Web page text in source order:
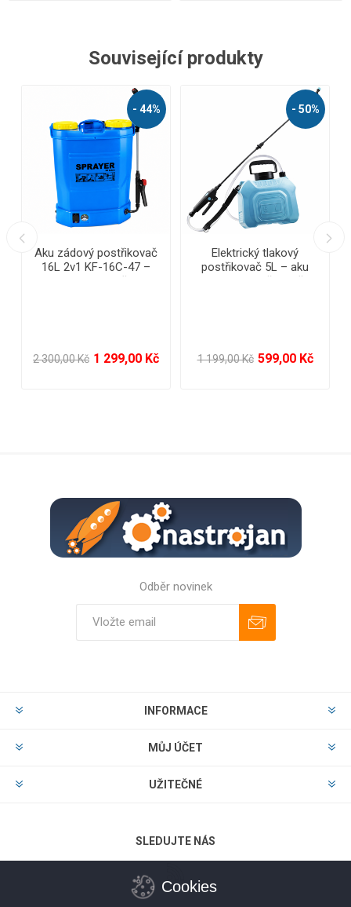
Související produkty
- 50%
Multifunkční zahradní
postřikovač 360°
399,00 Kč 199,00 Kč
- 39%
Plynový piezo hořák na
gril + 4× kartuše 400 ml –
rychlé zapalování uhlí,
649,00 Kč 399,00 Kč
Odběr novinek
INFORMACE
MŮJ ÚČET
UŽITEČNÉ
SLEDUJTE NÁS
Cookies